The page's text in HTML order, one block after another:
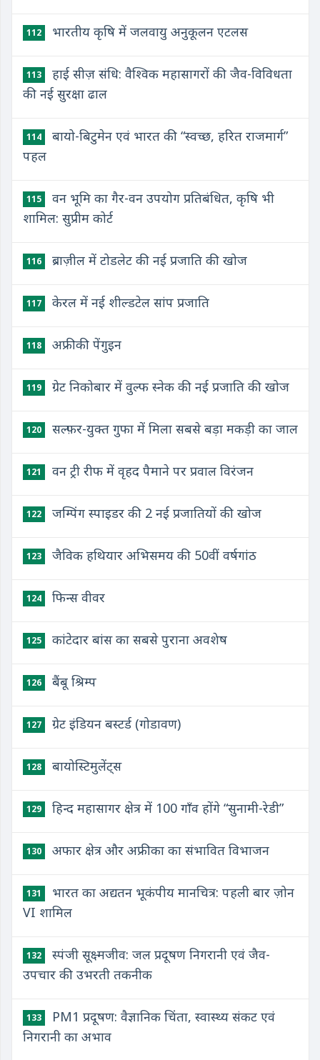
112 भारतीय कृषि में जलवायु अनुकूलन एटलस
113
हाई सीज़ संधि: वैश्विक महासागरों की जैव-विविधता
की नई सुरक्षा ढाल
114
बायो-बिटुमेन एवं भारत की “स्वच्छ, हरित राजमार्ग”
पहल
115
वन भूमि का गैर-वन उपयोग प्रतिबंधित, कृषि भी
शामिल: सुप्रीम कोर्ट
116 ब्राज़ील में टोडलेट की नई प्रजाति की खोज
117 केरल में नई शील्डटेल सांप प्रजाति
118 अफ्रीकी पेंगुइन
119 ग्रेट निकोबार में वुल्फ स्नेक की नई प्रजाति की खोज
120 सल्फ़र-युक्त गुफा में मिला सबसे बड़ा मकड़ी का जाल
121 वन ट्री रीफ में वृहद पैमाने पर प्रवाल विरंजन
122 जम्पिंग स्पाइडर की 2 नई प्रजातियों की खोज
123 जैविक हथियार अभिसमय की 50वीं वर्षगांठ
124 फिन्स वीवर
125 कांटेदार बांस का सबसे पुराना अवशेष
126 बैंबू श्रिम्प
127 ग्रेट इंडियन बस्टर्ड (गोडावण)
128 बायोस्टिमुलेंट्स
129 हिन्द महासागर क्षेत्र में 100 गाँव होंगे “सुनामी-रेडी”
130 अफार क्षेत्र और अफ्रीका का संभावित विभाजन
131
भारत का अद्यतन भूकंपीय मानचित्र: पहली बार ज़ोन
VI शामिल
132
स्पंजी सूक्ष्मजीव: जल प्रदूषण निगरानी एवं जैव-
उपचार की उभरती तकनीक
133
PM1 प्रदूषण: वैज्ञानिक चिंता, स्वास्थ्य संकट एवं
निगरानी का अभाव